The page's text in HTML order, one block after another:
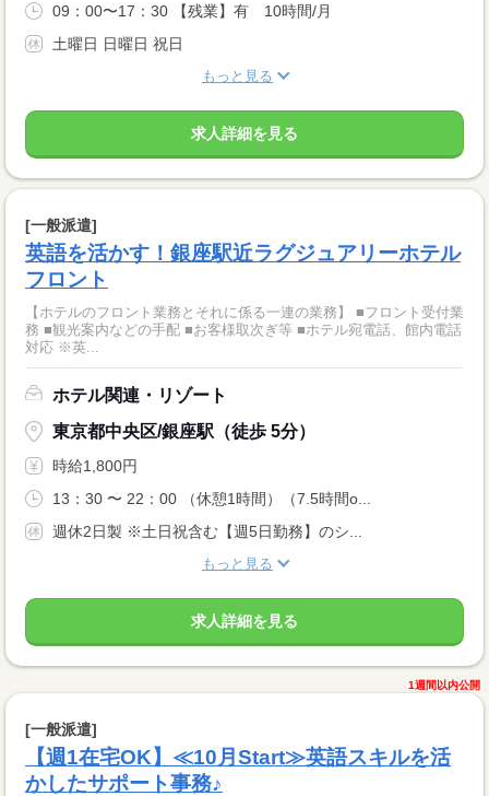
09：00〜17：30 【残業】有 10時間/月
土曜日 日曜日 祝日
もっと見る
求人詳細を見る
[一般派遣]
英語を活かす！銀座駅近ラグジュアリーホテル
フロント
【ホテルのフロント業務とそれに係る一連の業務】 ■フロント受付業
務 ■観光案内などの手配 ■お客様取次ぎ等 ■ホテル宛電話、館内電話
対応 ※英...
ホテル関連・リゾート
東京都中央区/銀座駅（徒歩 5分）
時給1,800円
13：30 〜 22：00 （休憩1時間）（7.5時間o...
週休2日製 ※土日祝含む【週5日勤務】のシ...
もっと見る
求人詳細を見る
1週間以内公開
[一般派遣]
【週1在宅OK】≪10月Start≫英語スキルを活
かしたサポート事務♪